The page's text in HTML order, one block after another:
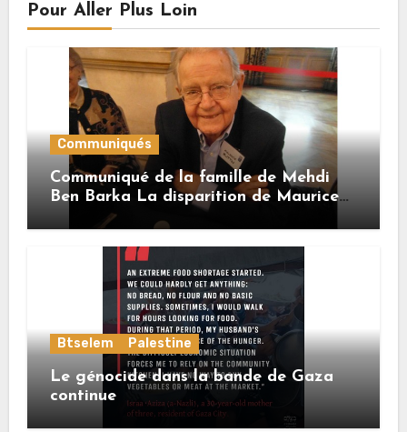
Pour Aller Plus Loin
Communiqués
Communiqué de la famille de Mehdi
Ben Barka La disparition de Maurice
Btselem Palestine
Le génocide dans la bande de Gaza
continue